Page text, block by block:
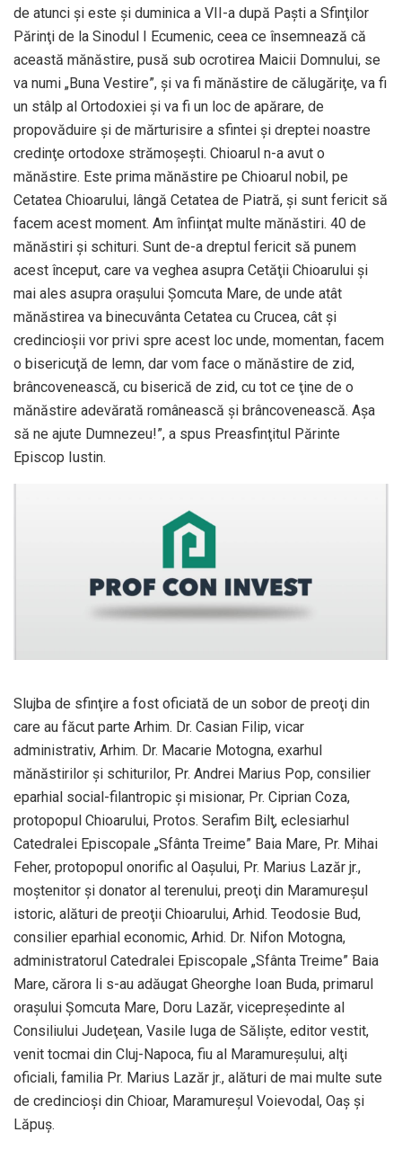
de atunci şi este şi duminica a VII-a după Paşti a Sfinţilor
Părinţi de la Sinodul I Ecumenic, ceea ce însemnează că
această mănăstire, pusă sub ocrotirea Maicii Domnului, se
va numi „Buna Vestire”, şi va fi mănăstire de călugăriţe, va fi
un stâlp al Ortodoxiei şi va fi un loc de apărare, de
propovăduire şi de mărturisire a sfintei şi dreptei noastre
credinţe ortodoxe strămoşeşti. Chioarul n-a avut o
mănăstire. Este prima mănăstire pe Chioarul nobil, pe
Cetatea Chioarului, lângă Cetatea de Piatră, şi sunt fericit să
facem acest moment. Am înfiinţat multe mănăstiri. 40 de
mănăstiri şi schituri. Sunt de-a dreptul fericit să punem
acest început, care va veghea asupra Cetăţii Chioarului şi
mai ales asupra oraşului Şomcuta Mare, de unde atât
mănăstirea va binecuvânta Cetatea cu Crucea, cât şi
credincioşii vor privi spre acest loc unde, momentan, facem
o bisericuţă de lemn, dar vom face o mănăstire de zid,
brâncovenească, cu biserică de zid, cu tot ce ţine de o
mănăstire adevărată românească şi brâncovenească. Aşa
să ne ajute Dumnezeu!”, a spus Preasfinţitul Părinte
Episcop Iustin.
Slujba de sfinţire a fost oficiată de un sobor de preoţi din
care au făcut parte Arhim. Dr. Casian Filip, vicar
administrativ, Arhim. Dr. Macarie Motogna, exarhul
mănăstirilor şi schiturilor, Pr. Andrei Marius Pop, consilier
eparhial social-filantropic şi misionar, Pr. Ciprian Coza,
protopopul Chioarului, Protos. Serafim Bilţ, eclesiarhul
Catedralei Episcopale „Sfânta Treime” Baia Mare, Pr. Mihai
Feher, protopopul onorific al Oaşului, Pr. Marius Lazăr jr.,
moştenitor şi donator al terenului, preoţi din Maramureşul
istoric, alături de preoţii Chioarului, Arhid. Teodosie Bud,
consilier eparhial economic, Arhid. Dr. Nifon Motogna,
administratorul Catedralei Episcopale „Sfânta Treime” Baia
Mare, cărora li s-au adăugat Gheorghe Ioan Buda, primarul
oraşului Şomcuta Mare, Doru Lazăr, vicepreşedinte al
Consiliului Judeţean, Vasile Iuga de Sălişte, editor vestit,
venit tocmai din Cluj-Napoca, fiu al Maramureşului, alţi
oficiali, familia Pr. Marius Lazăr jr., alături de mai multe sute
de credincioşi din Chioar, Maramureşul Voievodal, Oaş şi
Lăpuş.